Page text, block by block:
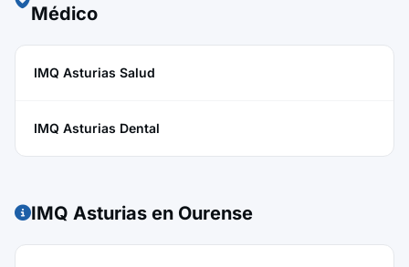
Médico
IMQ Asturias Salud
IMQ Asturias Dental
IMQ Asturias en Ourense